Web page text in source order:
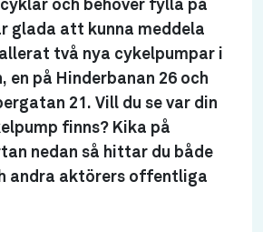
och behöver fylla på
glada att kunna meddela
två nya cykelpumpar i
en på Hinderbanan 26 och
21. Vill du se var din
finns? Kika på
nedan så hittar du både
andra aktörers offentliga